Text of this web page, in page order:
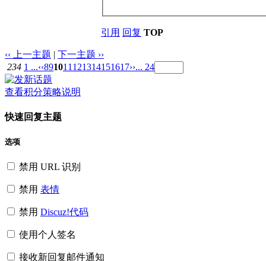
引用 回复 TOP
‹‹ 上一主题 | 下一主题 ››
234 1 ...‹‹891011 121314151617››... 24
查看积分策略说明
快速回复主题
选项
禁用 URL 识别
禁用 表情
禁用 Discuz!代码
使用个人签名
接收新回复邮件通知